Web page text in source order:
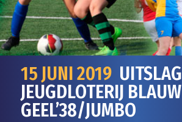
15 JUNI 2019UITSLAG
JEUGDLOTERIJ BLAUW
GEEL’38/JUMBO